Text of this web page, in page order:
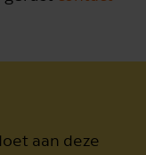
aan deze